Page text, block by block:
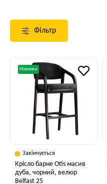
Фільтр
Новинка
Закінчується
Крісло барне Otis масив
дуба, чорний, велюр
Belfast 25